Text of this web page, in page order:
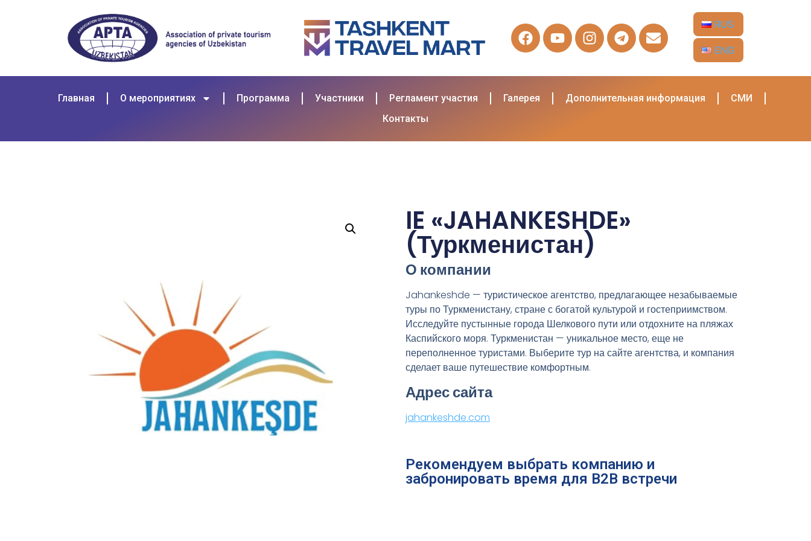
RUS
ENG
Главная О мероприятиях Программа Участники Регламент участия Галерея Дополнительная информация
СМИ
Контакты
IE «JAHANKESHDE»
(Туркменистан)
О компании
Jahankeshde — туристическое агентство, предлагающее незабываемые
туры по Туркменистану, стране с богатой культурой и гостеприимством.
Исследуйте пустынные города Шелкового пути или отдохните на пляжах
Каспийского моря. Туркменистан — уникальное место, еще не
переполненное туристами. Выберите тур на сайте агентства, и компания
сделает ваше путешествие комфортным.
Адрес сайта
jahankeshde.com
Рекомендуем выбрать компанию и
забронировать время для B2B встречи